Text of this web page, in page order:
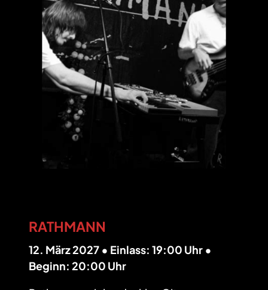
RATHMANN
12. März 2027 • Einlass: 19:00 Uhr •
Beginn: 20:00 Uhr